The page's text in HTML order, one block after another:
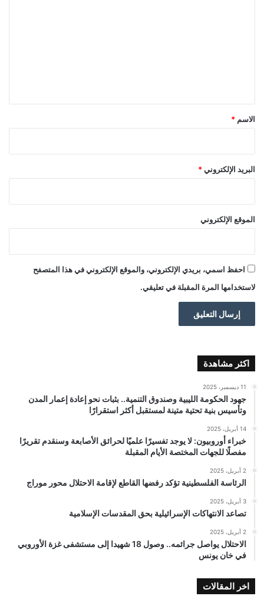
*
الاسم *
البريد الإلكتروني *
الموقع الإلكتروني
احفظ اسمي، بريدي الإلكتروني، والموقع الإلكتروني في هذا المتصفح
لاستخدامها المرة المقبلة في تعليقي.
اكثر مشاهدة
11 ديسمبر، 2025
جهود الحكومة الليبية وصندوق التنمية.. بثبات نحو إعادة إعمار المدن
وتأسيس بنية تحتية متينة لمستقبل أكثر استقرارًا
14 أبريل، 2025
خبراء أوروبيون: لا يوجد تفسيرًا علميًا لحرائق الأصابعة وسنقدم تقريرًا
مفصلًا للجهات المختصة الأيام المقبلة
2 أبريل، 2025
الرئاسة الفلسطينية تؤكد رفضها القاطع لإقامة الاحتلال محور موراج
3 أبريل، 2025
تصاعد الانتهاكات الإسرائيلية بحق المقدسات الإسلامية
2 أبريل، 2025
الاحتلال يواصل جرائمه.. وصول 18 شهيدا إلى مستشفى غزة الأوروبي
في خان يونس
اخر المقالات